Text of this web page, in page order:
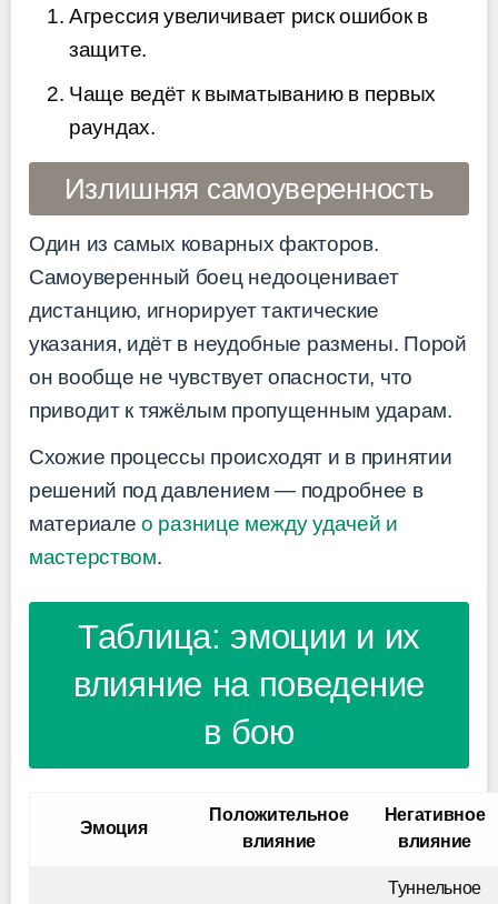
Агрессия увеличивает риск ошибок в
защите.
Чаще ведёт к выматыванию в первых
раундах.
Излишняя самоуверенность
Один из самых коварных факторов.
Самоуверенный боец недооценивает
дистанцию, игнорирует тактические
указания, идёт в неудобные размены. Порой
он вообще не чувствует опасности, что
приводит к тяжёлым пропущенным ударам.
Схожие процессы происходят и в принятии
решений под давлением — подробнее в
материале о разнице между удачей и
мастерством.
Таблица: эмоции и их
влияние на поведение
в бою
Эмоция
Положительное
влияние
Негативное
влияние
Туннельное